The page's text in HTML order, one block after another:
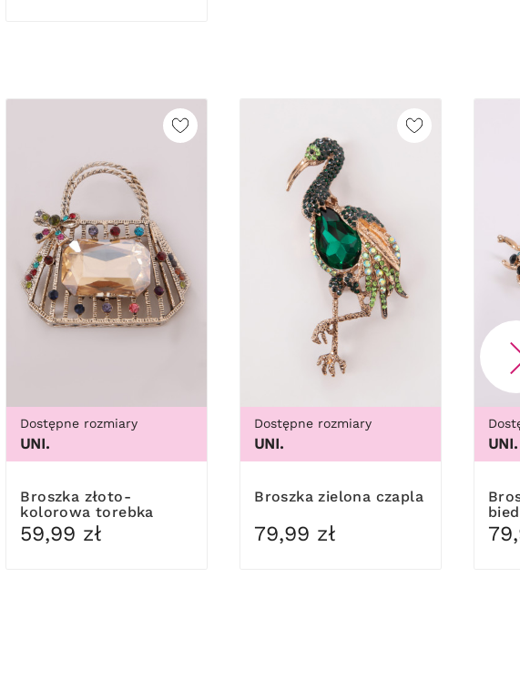
Dostępne rozmiary
UNI.
Broszka złoto-
kolorowa torebka
59,99 zł
Dostępne rozmiary
UNI.
Broszka zielona czapla
79,99 zł
UNI.
Broszka chabrowa